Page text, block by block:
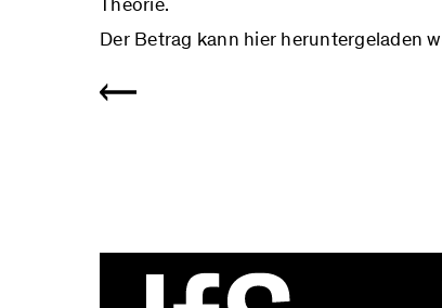
Der Betrag kann hier heruntergeladen